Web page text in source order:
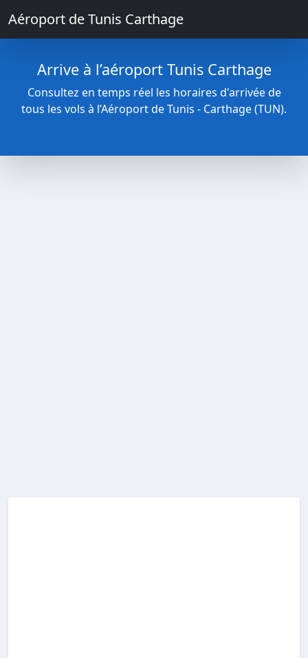
Aéroport de Tunis Carthage
Arrive à l’aéroport Tunis Carthage
Consultez en temps réel les horaires d'arrivée de
tous les vols à l’Aéroport de Tunis - Carthage (TUN).